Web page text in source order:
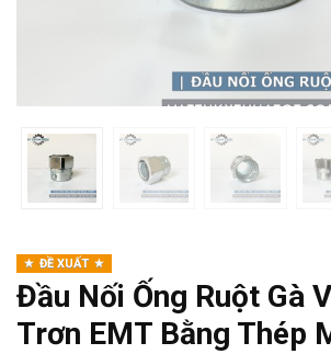
ĐỀ XUẤT
Đầu Nối Ống Ruột Gà
Trơn EMT Bằng Thép